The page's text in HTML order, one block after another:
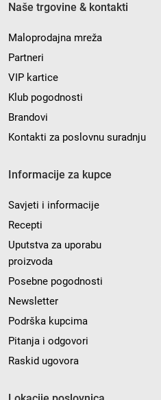
Naše trgovine & kontakti
Maloprodajna mreža
Partneri
VIP kartice
Klub pogodnosti
Brandovi
Kontakti za poslovnu suradnju
Informacije za kupce
Savjeti i informacije
Recepti
Uputstva za uporabu
proizvoda
Posebne pogodnosti
Newsletter
Podrška kupcima
Pitanja i odgovori
Raskid ugovora